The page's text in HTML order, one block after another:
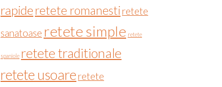
rapideretete romanesti retete
sanatoase retete simple retete
spaniole retete traditionale
retete usoare retete